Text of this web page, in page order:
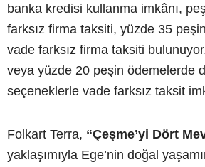
banka kredisi kullanma imkânı,
farksız firma taksiti, yüzde 35
vade farksız firma taksiti
veya yüzde 20 peşin ödemelerde
seçeneklerle vade farksız taksit
Folkart Terra, “Çeşme’yi Dört
yaklaşımıyla Ege’nin doğal